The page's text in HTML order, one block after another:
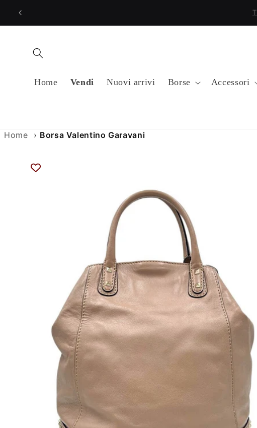
direttamente
Home Vendi Nuovi arrivi Borse Accessori
Home › Borsa Valentino Garavani
Passa alle
informazioni